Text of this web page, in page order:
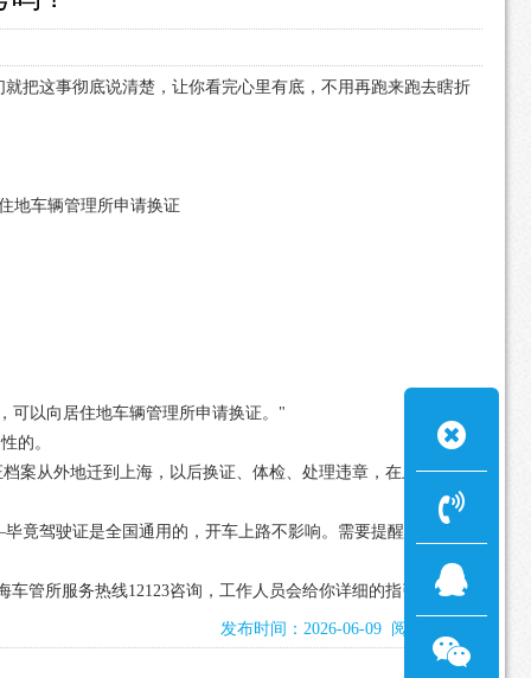
把这事彻底说清楚，让你看完心里有底，不用再跑来跑去瞎折
地车辆管理所申请换证
可以向居住地车辆管理所申请换证。"
的。
案从外地迁到上海，以后换证、体检、处理违章，在上海就能
驾驶证是全国通用的，开车上路不影响。需要提醒的是，无
管所服务热线12123咨询，工作人员会给你详细的指引。
发布时间：2026-06-09 阅读：407次